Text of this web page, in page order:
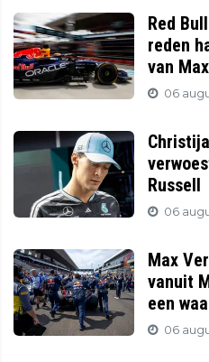
Red
reden
van
06
Russell
06
Max
vanuit
een
06